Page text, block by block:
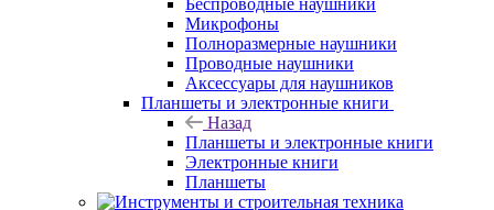
Беспроводные наушники
Микрофоны
Полноразмерные наушники
Проводные наушники
Аксессуары для наушников
Планшеты и электронные книги
Назад
Планшеты и электронные книги
Электронные книги
Планшеты